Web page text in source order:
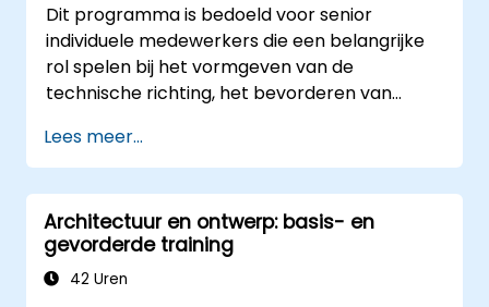
Dit programma is bedoeld voor senior
individuele medewerkers die een belangrijke
rol spelen bij het vormgeven van de
technische richting, het bevorderen van
van engineeringbeslissingen binnen meerdere
teams.
Lees meer...
Architectuur en ontwerp: basis- en
gevorderde training
42 Uren